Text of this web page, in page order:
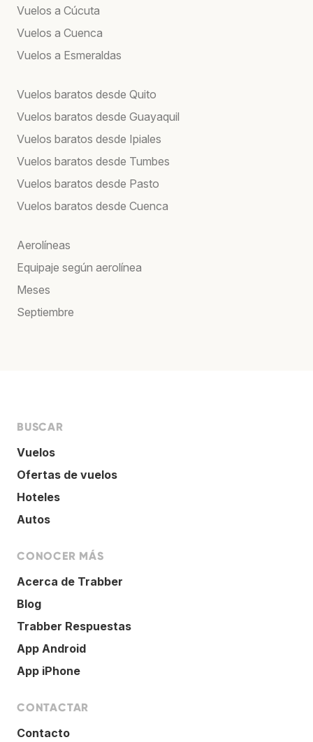
Vuelos a Cúcuta
Vuelos a Cuenca
Vuelos a Esmeraldas
Vuelos baratos desde Quito
Vuelos baratos desde Guayaquil
Vuelos baratos desde Ipiales
Vuelos baratos desde Tumbes
Vuelos baratos desde Pasto
Vuelos baratos desde Cuenca
Aerolíneas
Equipaje según aerolínea
Meses
Septiembre
BUSCAR
Vuelos
Ofertas de vuelos
Hoteles
Autos
CONOCER MÁS
Acerca de Trabber
Blog
Trabber Respuestas
App Android
App iPhone
CONTACTAR
Contacto